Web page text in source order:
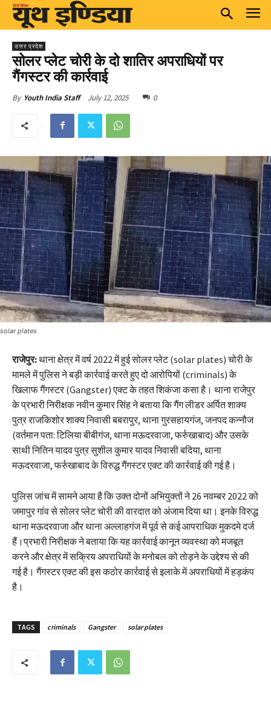
उत्तर प्रदेश
सोलर प्लेट चोरी के दो शातिर अपराधियों पर
गैंगस्टर की कार्रवाई
By Youth India Staff July 12, 2025 0
solar plates
राजेपुर:थाना क्षेत्र में वर्ष 2022 में हुई सोलर प्लेट (solar plates) चोरी के
मामले में पुलिस ने बड़ी कार्रवाई करते हुए दो आरोपियों (criminals) के
खिलाफ गैंगस्टर (Gangster) एक्ट के तहत शिकंजा कसा है। थाना राजेपुर
के प्रभारी निरीक्षक नवीन कुमार सिंह ने बताया कि गैंग लीडर अर्पित शाक्य
पुत्र राजकिशोर शाक्य निवासी बबरापुर, थाना गुरसहायगंज, जनपद कन्नौज
(वर्तमान पता: टिलिया बीबीगंज, थाना मऊदरवाजा, फर्रुखाबाद) और उसके
साथी नितिन यादव पुत्र सुशील कुमार यादव निवासी बदिया, थाना
मऊदरवाजा, फर्रुखाबाद के विरुद्ध गैंगस्टर एक्ट की कार्रवाई की गई है।
पुलिस जांच में सामने आया है कि उक्त दोनों अभियुक्तों ने 26 नवम्बर 2022 को
जमापुर गांव से सोलर प्लेट चोरी की वारदात को अंजाम दिया था। इनके विरुद्ध
थाना मऊदरवाजा और थाना अल्लाहगंज में पूर्व से कई आपराधिक मुकदमे दर्ज
हैं।प्रभारी निरीक्षक ने बताया कि यह कार्रवाई कानून व्यवस्था को मजबूत
करने और क्षेत्र में सक्रिय अपराधियों के मनोबल को तोड़ने के उद्देश्य से की
गई है। गैंगस्टर एक्ट की इस कठोर कार्रवाई से इलाके में अपराधियों में हड़कंप
है।
TAGS criminals Gangster solar plates